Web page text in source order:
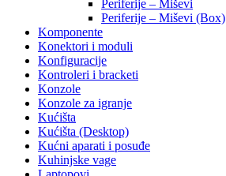
Periferije – Miševi
Periferije – Miševi (Box)
Komponente
Konektori i moduli
Konfiguracije
Kontroleri i bracketi
Konzole
Konzole za igranje
Kućišta
Kućišta (Desktop)
Kućni aparati i posuđe
Kuhinjske vage